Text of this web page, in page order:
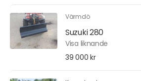
Värmdö
Suzuki 280
Visa liknande
39 000 kr